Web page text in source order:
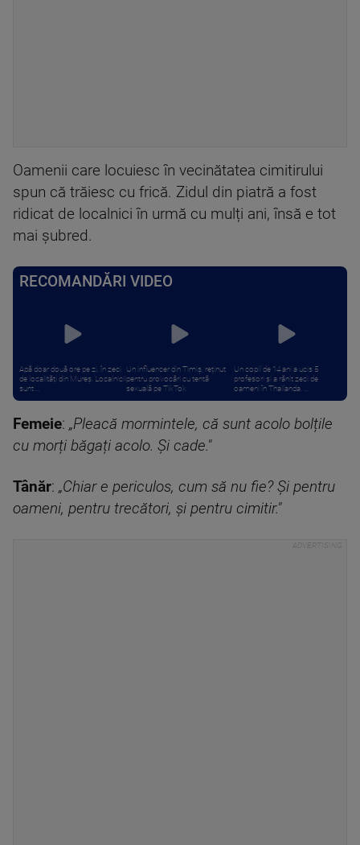
Oamenii care locuiesc în vecinătatea cimitirului
spun că trăiesc cu frică. Zidul din piatră a fost
ridicat de localnici în urmă cu mulți ani, însă e tot
mai șubred.
RECOMANDĂRI VIDEO
Apă doar două ore pe zi, în zeci
de localități din Mureș. Localnicii
sunt ...
Un influencer din Timiș, reținut
pentru provocări cu tentă
sexuală pe TikTok
Un copil de 14 ani a ucis 5
profesori și a rănit zeci de
oameni în Thailanda, ...
Femeie: „Pleacă mormintele, că sunt acolo bolțile
cu morți băgați acolo. Și cade."
Tânăr: „Chiar e periculos, cum să nu fie? Și pentru
oameni, pentru trecători, și pentru cimitir."